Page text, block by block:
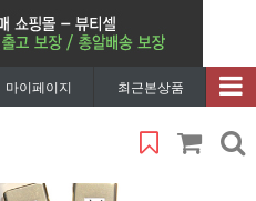
마이페이지 최근본상품